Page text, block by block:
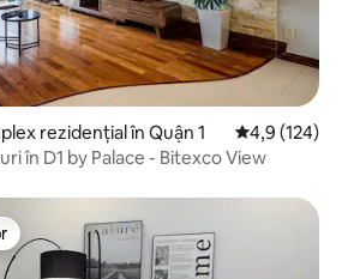
rezidențial în Quận 1 Scor mediu
4,9 (124)
în D1 by Palace - Bitexco View